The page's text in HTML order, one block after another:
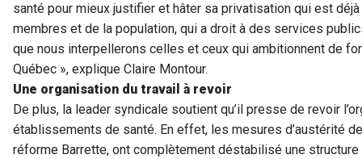
santé pour mieux justifier et hâter sa privatisation qui est déjà
membres et de la population, qui a droit à des services
que nous interpellerons celles et ceux qui ambitionnent de
Québec », explique Claire Montour.
Une organisation du travail à revoir
De plus, la leader syndicale soutient qu’il presse de revoir
établissements de santé. En effet, les mesures d’austérité
réforme Barrette, ont complètement déstabilisé une